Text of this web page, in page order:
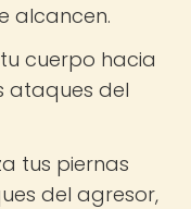
alcancen.
cuerpo hacia
ataques del
tus piernas
del agresor,